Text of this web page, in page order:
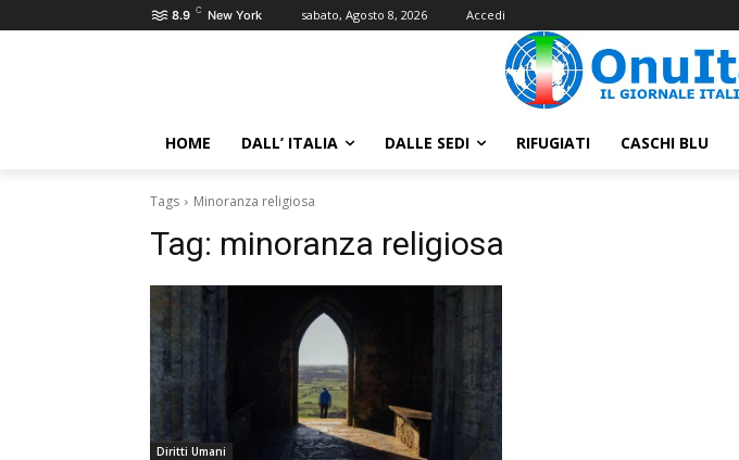
8.9 C New York sabato, Agosto 8, 2026 Accedi
HOME DALL’ ITALIA DALLE SEDI RIFUGIATI CASCHI BLU
Tags Minoranza religiosa
Tag: minoranza religiosa
Diritti Umani